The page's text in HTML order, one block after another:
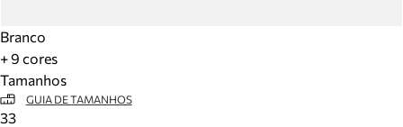
Branco
+ 9 cores
Tamanhos
GUIA DE TAMANHOS
33